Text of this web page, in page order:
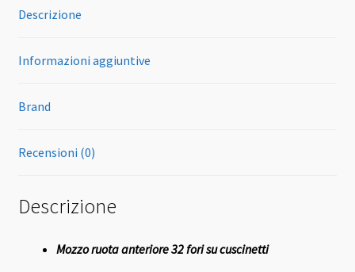
Descrizione
Informazioni aggiuntive
Brand
Recensioni (0)
Descrizione
Mozzo ruota anteriore 32 fori su cuscinetti